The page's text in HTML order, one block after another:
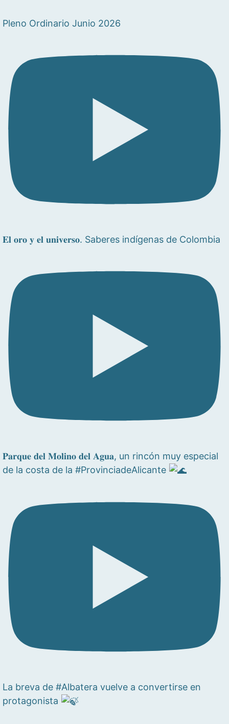
Pleno Ordinario Junio 2026
𝐄𝐥 𝐨𝐫𝐨 𝐲 𝐞𝐥 𝐮𝐧𝐢𝐯𝐞𝐫𝐬𝐨. Saberes indígenas de Colombia
𝐏𝐚𝐫𝐪𝐮𝐞 𝐝𝐞𝐥 𝐌𝐨𝐥𝐢𝐧𝐨 𝐝𝐞𝐥 𝐀𝐠𝐮𝐚, un rincón muy especial
de la costa de la #ProvinciadeAlicante
La breva de #Albatera vuelve a convertirse en
protagonista